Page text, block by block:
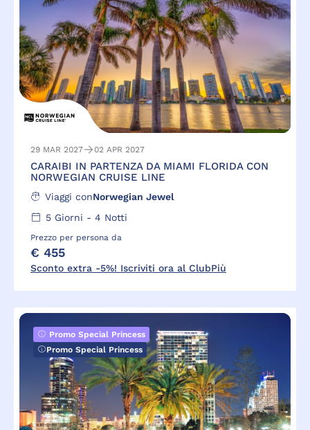
29 MAR 2027 02 APR 2027
CARAIBI IN PARTENZA DA MIAMI FLORIDA CON
NORWEGIAN CRUISE LINE
Viaggi conNorwegian Jewel
5Giorni - 4 Notti
Prezzo per persona da
€ 455
Sconto extra -5%! Iscriviti ora al ClubPiù
Promo Special Princess
Promo Special Princess